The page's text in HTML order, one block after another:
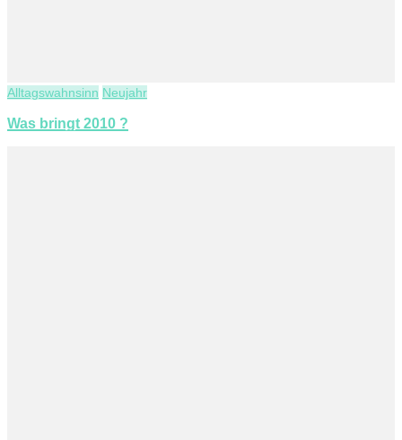
Alltagswahnsinn Neujahr
Was bringt 2010 ?